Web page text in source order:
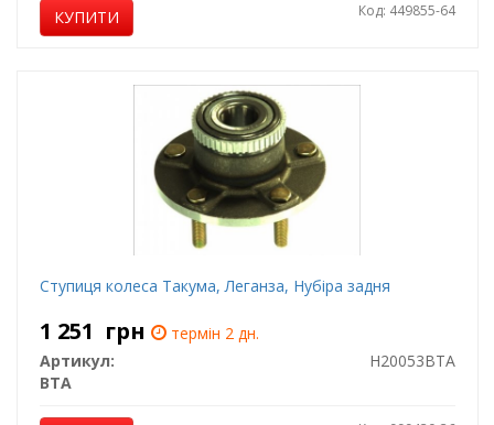
КУПИТИ Код: 449855-64
Ступиця колеса Такума, Леганза, Нубіра задня
1 251 грн
термін 2 дн.
Артикул:
H20053BTA
BTA